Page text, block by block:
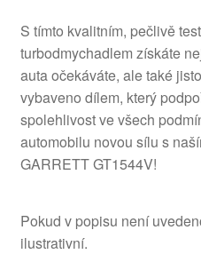
S tímto kvalitním, pečlivě
turbodmychadlem získáte
auta očekáváte, ale také
vybaveno dílem, který
spolehlivost ve všech
automobilu novou sílu s
GARRETT GT1544V!
Pokud v popisu není
ilustrativní.